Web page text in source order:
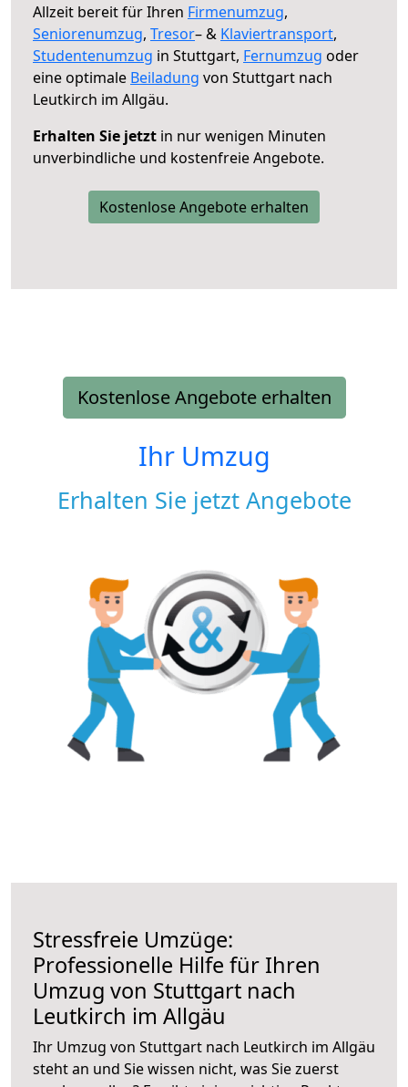
Allzeit bereit für Ihren Firmenumzug,
Seniorenumzug, Tresor– & Klaviertransport,
Studentenumzug in Stuttgart, Fernumzug oder
eine optimale Beiladung von Stuttgart nach
Leutkirch im Allgäu.
Erhalten Sie jetzt in nur wenigen Minuten
unverbindliche und kostenfreie Angebote.
Kostenlose Angebote erhalten
Kostenlose Angebote erhalten
Ihr Umzug
Erhalten Sie jetzt Angebote
Stressfreie Umzüge:
Professionelle Hilfe für Ihren
Umzug von Stuttgart nach
Leutkirch im Allgäu
Ihr Umzug von Stuttgart nach Leutkirch im Allgäu
steht an und Sie wissen nicht, was Sie zuerst